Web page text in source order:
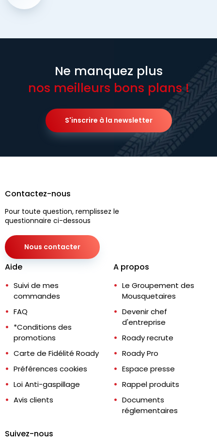
Ne manquez plus
nos meilleurs bons plans !
S'inscrire à la newsletter
Contactez-nous
Pour toute question, remplissez le
questionnaire ci-dessous
Nous contacter
Aide
Suivi de mes
commandes
FAQ
*Conditions des
promotions
Carte de Fidélité Roady
Préférences cookies
Loi Anti-gaspillage
Avis clients
A propos
Le Groupement des
Mousquetaires
Devenir chef
d'entreprise
Roady recrute
Roady Pro
Espace presse
Rappel produits
Documents
réglementaires
Suivez-nous